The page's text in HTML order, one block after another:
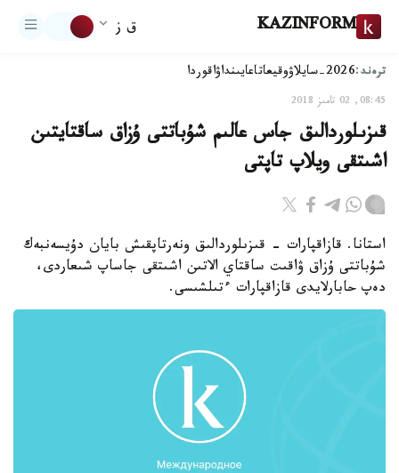
KAZINFORM ق ز
ترەند:2026-سايلاۋ وقيعاتاعايىنداۋاقوردا
08:45, 02 تامىز 2018
قىزىلوردالىق جاس عالىم شۇباتتى ۇزاق ساقتايتىن
اشىتقى ويلاپ تاپتى
استانا. قازاقپارات - قىزىلوردالىق ونەرتاپقىش بايان دۇيسەنبەك
شۇباتتى ۇزاق ۋاقىت ساقتاي الاتىن اشىتقى جاساپ شىعاردى،
دەپ حابارلايدى قازاقپارات ءتىلشىسى.